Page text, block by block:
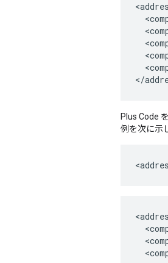
<
<
<
<
<
<
</
Plus Code
例を次に示
<
<
<
<
<